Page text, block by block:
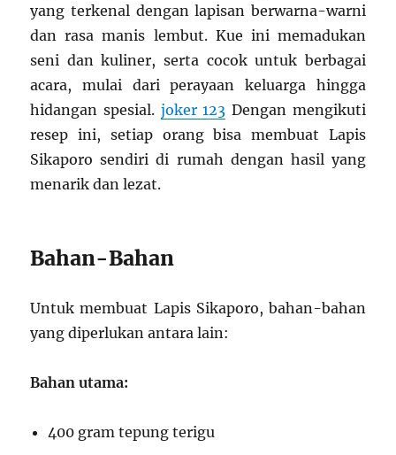
yang terkenal dengan lapisan berwarna-warni
dan rasa manis lembut. Kue ini memadukan
seni dan kuliner, serta cocok untuk berbagai
acara, mulai dari perayaan keluarga hingga
hidangan spesial. joker 123 Dengan mengikuti
resep ini, setiap orang bisa membuat Lapis
Sikaporo sendiri di rumah dengan hasil yang
menarik dan lezat.
Bahan-Bahan
Untuk membuat Lapis Sikaporo, bahan-bahan
yang diperlukan antara lain:
Bahan utama:
400 gram tepung terigu